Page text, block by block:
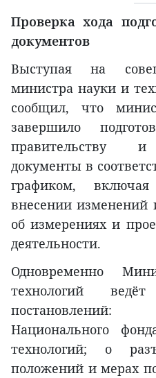
Проверка хода
документов
Выступая на
министра науки и
сообщил, что
завершило
правительству и
документы в
графиком,
внесении изменений
об измерениях и
деятельности.
Одновременно
технологий
Национального
технологий; о
положений и мерах